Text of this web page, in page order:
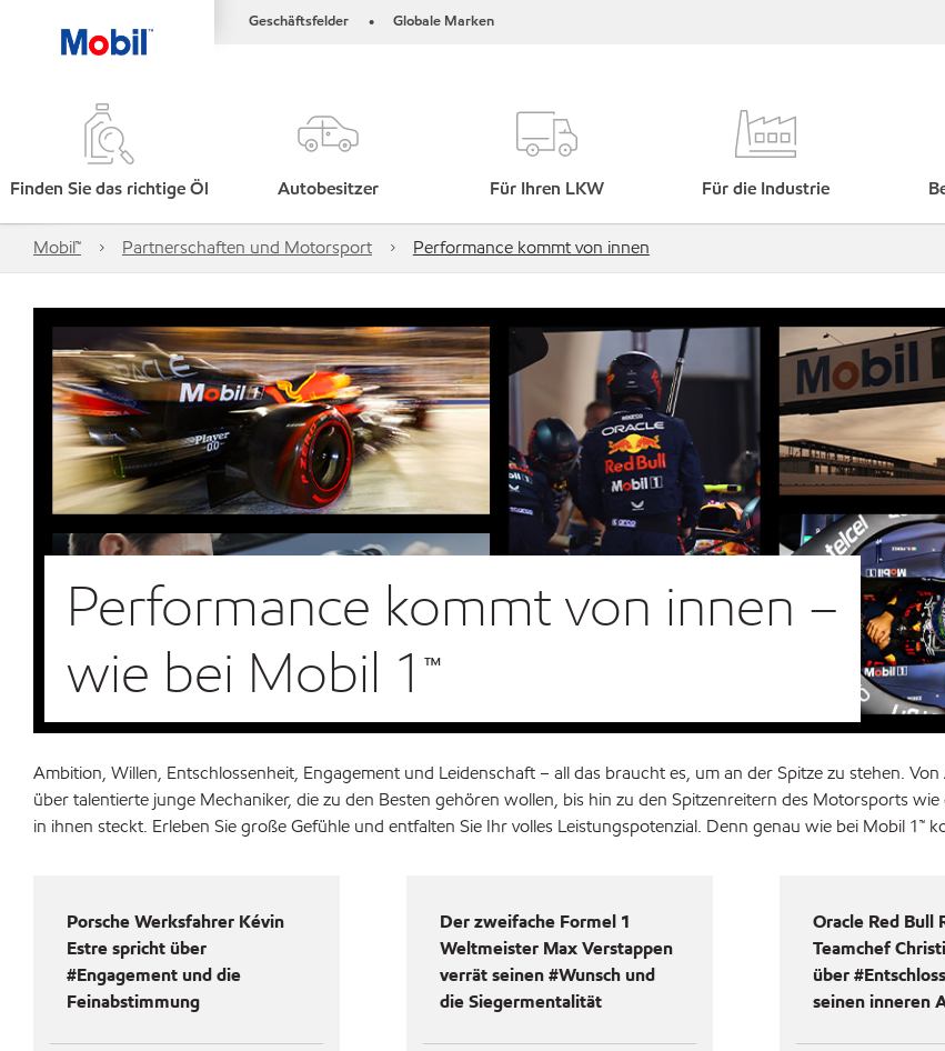
Geschäftsfelder • Globale Marken
Finden Sie das richtige Öl Autobesitzer Für Ihren LKW Für die Industrie
Mobil™ Partnerschaften und Motorsport Performance kommt von innen
Performance kommt von innen –
wie bei Mobil 1™
Ambition, Willen, Entschlossenheit, Engagement und Leidenschaft – all das braucht es, um an der Spitze zu stehen.
über talentierte junge Mechaniker, die zu den Besten gehören wollen, bis hin zu den Spitzenreitern des Motorsports
in ihnen steckt. Erleben Sie große Gefühle und entfalten Sie Ihr volles Leistungspotenzial. Denn genau wie bei Mobil 1™
Porsche Werksfahrer Kévin
Estre spricht über
#Engagement und die
Feinabstimmung
Der zweifache Formel 1
Weltmeister Max Verstappen
verrät seinen #Wunsch und
die Siegermentalität
Oracle Red Bull
Teamchef
über
seinen inneren